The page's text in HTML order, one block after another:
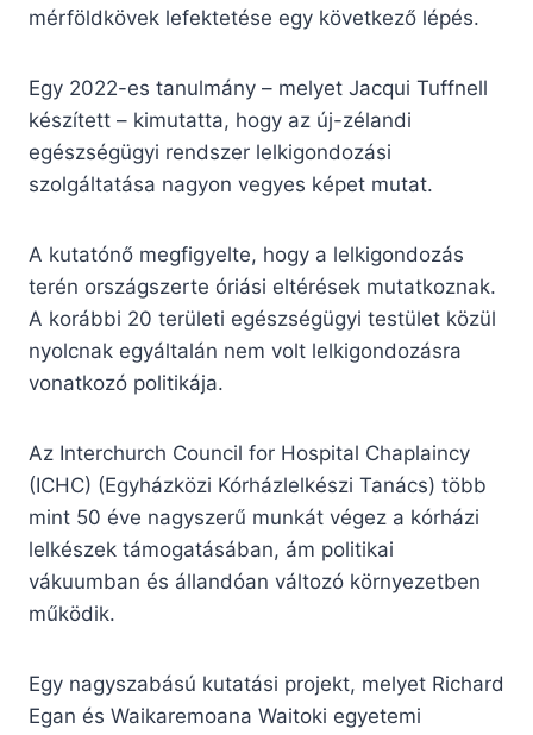
mérföldkövek lefektetése egy következő lépés.
Egy 2022-es tanulmány – melyet Jacqui Tuffnell
készített – kimutatta, hogy az új-zélandi
egészségügyi rendszer lelkigondozási
szolgáltatása nagyon vegyes képet mutat.
A kutatónő megfigyelte, hogy a lelkigondozás
terén országszerte óriási eltérések mutatkoznak.
A korábbi 20 területi egészségügyi testület közül
nyolcnak egyáltalán nem volt lelkigondozásra
vonatkozó politikája.
Az Interchurch Council for Hospital Chaplaincy
(ICHC) (Egyházközi Kórházlelkészi Tanács) több
mint 50 éve nagyszerű munkát végez a kórházi
lelkészek támogatásában, ám politikai
vákuumban és állandóan változó környezetben
működik.
Egy nagyszabású kutatási projekt, melyet Richard
Egan és Waikaremoana Waitoki egyetemi